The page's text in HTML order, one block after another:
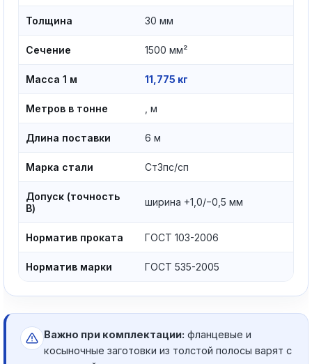
Толщина 30 мм
Сечение 1500 мм²
Масса 1 м 11,775 кг
Метров в тонне , м
Длина поставки 6 м
Марка стали Ст3пс/сп
Допуск (точность
В)
ширина +1,0/−0,5 мм
Норматив проката ГОСТ 103-2006
Норматив марки ГОСТ 535-2005
Важно при комплектации: фланцевые и
косыночные заготовки из толстой полосы варят с